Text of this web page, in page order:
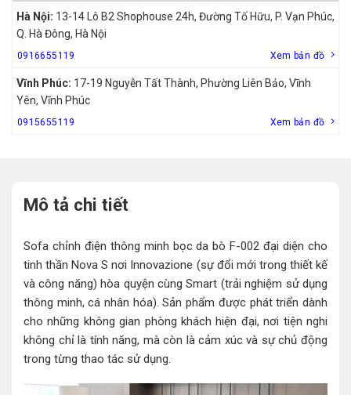
Hà Nội: 13-14 Lô B2 Shophouse 24h, Đường Tố Hữu, P. Vạn Phúc,
Q. Hà Đông, Hà Nội
0916655119 Xem bản đồ
Vĩnh Phúc: 17-19 Nguyễn Tất Thành, Phường Liên Bảo, Vĩnh
Yên, Vĩnh Phúc
0915655119 Xem bản đồ
Mô tả chi tiết
Sofa chỉnh điện thông minh bọc da bò F-002 đại diện cho
tinh thần Nova S nơi Innovazione (sự đổi mới trong thiết kế
và công năng) hòa quyện cùng Smart (trải nghiệm sử dụng
thông minh, cá nhân hóa). Sản phẩm được phát triển dành
cho những không gian phòng khách hiện đại, nơi tiện nghi
không chỉ là tính năng, mà còn là cảm xúc và sự chủ động
trong từng thao tác sử dụng.